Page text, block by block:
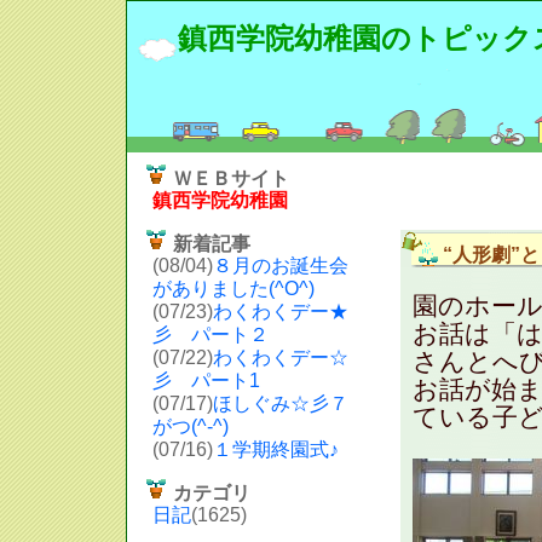
鎮西学院幼稚園のトピック
ＷＥＢサイト
鎮西学院幼稚園
新着記事
(08/04)８月のお誕生会
がありました(^O^)
(07/23)わくわくデー★
彡 パート２
(07/22)わくわくデー☆
彡 パート1
(07/17)ほしぐみ☆彡７
がつ(^-^)
(07/16) １学期終園式♪
カテゴリ
日記(1625)
“人形劇”
園のホー
お話は「
さんとへ
お話が始
ている子